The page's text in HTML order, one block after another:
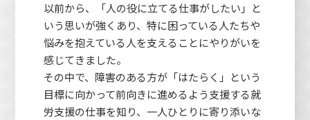
以前から、「人の役に立てる仕事がしたい」と
いう思いが強くあり、特に困っている人たちや
悩みを抱えている人を支えることにやりがいを
感じてきました。
その中で、障害のある方が「はたらく」という
目標に向かって前向きに進めるよう支援する就
労支援の仕事を知り、一人ひとりに寄り添いな